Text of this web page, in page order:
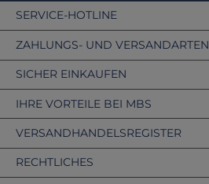
SERVICE-HOTLINE
ZAHLUNGS- UND VERSANDARTEN
VERSANDHANDELSREGISTER
SICHER EINKAUFEN
IHRE VORTEILE BEI MBS
RECHTLICHES